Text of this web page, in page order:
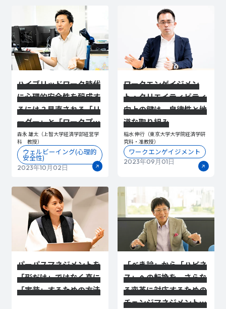
ハイブリッドワーク時代
に心理的安全性を醸成す
るには？見直される「リ
ーダー」と「ワークプレ
イス」の役割
森永 雄太（上智大学経済学部経営学
科 教授）
2023年10月02日
ウェルビーイング(心理的
安全性)
ワークエンゲイジメン
ト・クリエイティビティ
向上の鍵は、自律性と地
道な取り組み
稲水 伸行（東京大学大学院経済学研
究科・准教授）
2023年09月01日
ワークエンゲイジメント
パーパスマネジメントを
「形だけ」ではなく真に
「実装」するための方法
「べき論」から「ハピネ
ス」への転換を。さらな
る変革に対応するための
チェンジマネジメントと